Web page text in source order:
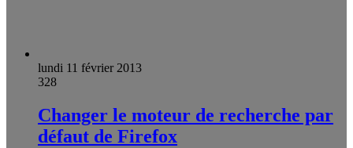
lundi 11 février 2013
328
Changer le moteur de recherche par
défaut de Firefox